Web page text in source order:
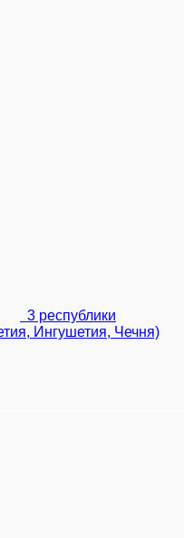
3 республики
Ингушетия, Чечня)